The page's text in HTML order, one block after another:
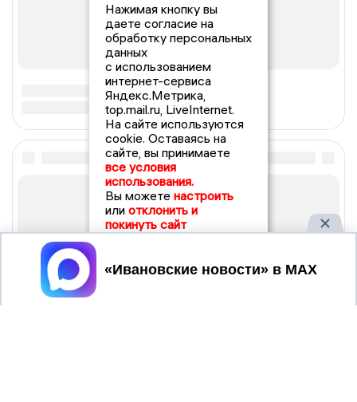
Нажимая кнопку вы
даете согласие на
обработку персональных
данных
с использованием
интернет-сервиса
Яндекс.Метрика,
top.mail.ru, LiveInternet.
На сайте используются
cookie. Оставаясь на
сайте, вы принимаете
все условия
использования.
Вы можете настроить
или отклонить и
покинуть сайт
Принять